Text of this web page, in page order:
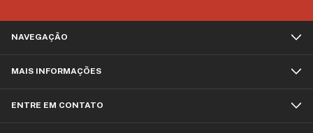
NAVEGAÇÃO
MAIS INFORMAÇÕES
ENTRE EM CONTATO